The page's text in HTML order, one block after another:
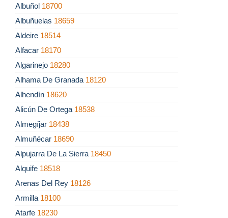
Albuñol 18700
Albuñuelas 18659
Aldeire 18514
Alfacar 18170
Algarinejo 18280
Alhama De Granada 18120
Alhendín 18620
Alicún De Ortega 18538
Almegíjar 18438
Almuñécar 18690
Alpujarra De La Sierra 18450
Alquife 18518
Arenas Del Rey 18126
Armilla 18100
Atarfe 18230